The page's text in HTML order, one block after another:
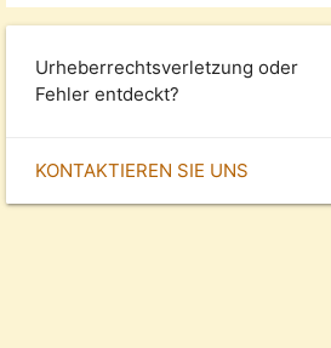
Urheberrechtsverletzung oder
Fehler entdeckt?
KONTAKTIEREN SIE UNS